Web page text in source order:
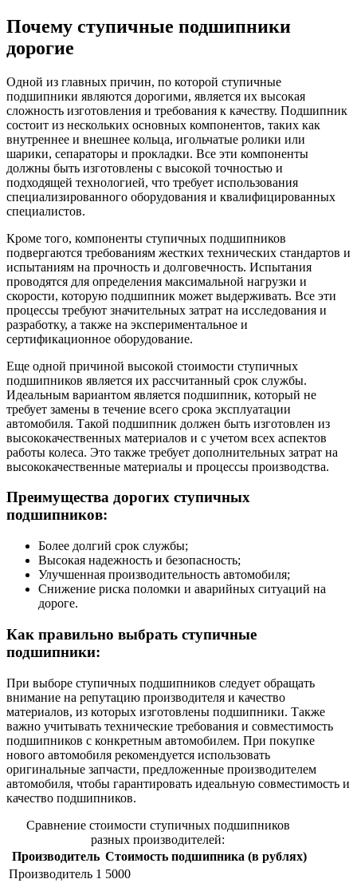
Почему ступичные подшипники
дорогие
Одной из главных причин, по которой ступичные
подшипники являются дорогими, является их высокая
сложность изготовления и требования к качеству. Подшипник
состоит из нескольких основных компонентов, таких как
внутреннее и внешнее кольца, игольчатые ролики или
шарики, сепараторы и прокладки. Все эти компоненты
должны быть изготовлены с высокой точностью и
подходящей технологией, что требует использования
специализированного оборудования и квалифицированных
специалистов.
Кроме того, компоненты ступичных подшипников
подвергаются требованиям жестких технических стандартов и
испытаниям на прочность и долговечность. Испытания
проводятся для определения максимальной нагрузки и
скорости, которую подшипник может выдерживать. Все эти
процессы требуют значительных затрат на исследования и
разработку, а также на экспериментальное и
сертификационное оборудование.
Еще одной причиной высокой стоимости ступичных
подшипников является их рассчитанный срок службы.
Идеальным вариантом является подшипник, который не
требует замены в течение всего срока эксплуатации
автомобиля. Такой подшипник должен быть изготовлен из
высококачественных материалов и с учетом всех аспектов
работы колеса. Это также требует дополнительных затрат на
высококачественные материалы и процессы производства.
Преимущества дорогих ступичных
подшипников:
Более долгий срок службы;
Высокая надежность и безопасность;
Улучшенная производительность автомобиля;
Снижение риска поломки и аварийных ситуаций на
дороге.
Как правильно выбрать ступичные
подшипники:
При выборе ступичных подшипников следует обращать
внимание на репутацию производителя и качество
материалов, из которых изготовлены подшипники. Также
важно учитывать технические требования и совместимость
подшипников с конкретным автомобилем. При покупке
нового автомобиля рекомендуется использовать
оригинальные запчасти, предложенные производителем
автомобиля, чтобы гарантировать идеальную совместимость и
качество подшипников.
Сравнение стоимости ступичных подшипников
разных производителей:
Производитель Стоимость подшипника (в рублях)
Производитель 1 5000